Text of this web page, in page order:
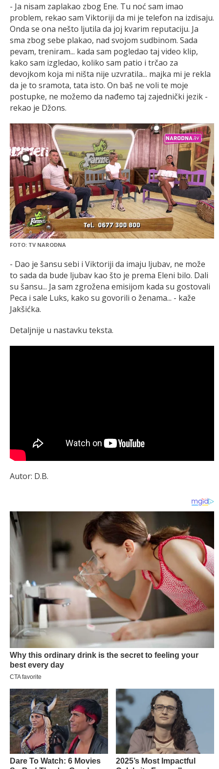
- Ja nisam zaplakao zbog Ene. Tu noć sam imao
problem, rekao sam Viktoriji da mi je telefon na izdisaju.
Onda se ona nešto ljutila da joj kvarim reputaciju. Ja
sma zbog sebe plakao, nad svojom sudbinom. Sada
pevam, treniram... kada sam pogledao taj video klip,
kako sam izgledao, koliko sam patio i trčao za
devojkom koja mi ništa nije uzvratila... majka mi je rekla
da je to sramota, tata isto. On baš ne voli te moje
postupke, ne možemo da nađemo taj zajednički jezik -
rekao je Džons.
FOTO: TV NARODNA
- Dao je šansu sebi i Viktoriji da imaju ljubav, ne može
to sada da bude ljubav kao što je prema Eleni bilo. Dali
su šansu... Ja sam zgrožena emisijom kada su gostovali
Peca i sale Luks, kako su govorili o ženama... - kaže
Jakšićka.
Detaljnije u nastavku teksta.
Autor: D.B.